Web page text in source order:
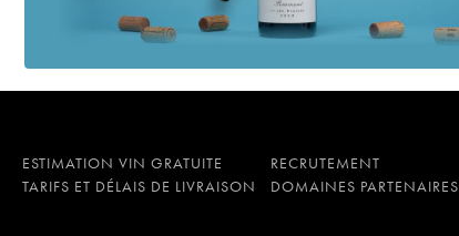
ESTIMATION VIN GRATUITE RECRUTEMENT
TARIFS ET DÉLAIS DE LIVRAISON
DOMAINES PARTENAIRES